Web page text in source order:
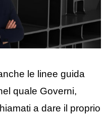
le linee guida
quale Governi,
a dare il proprio